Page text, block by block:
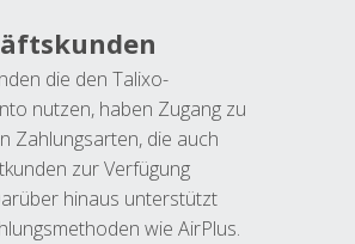
die den Talixo-
nutzen, haben Zugang zu
Zahlungsarten, die auch
zur Verfügung
hinaus unterstützt
wie AirPlus.